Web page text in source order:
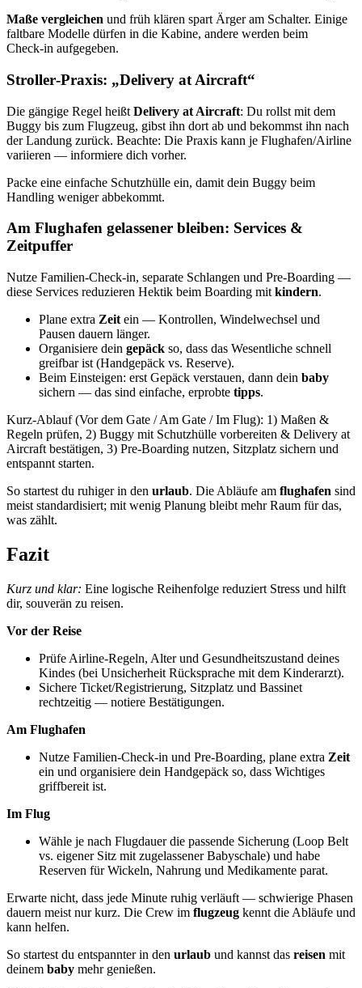
Maße vergleichen und früh klären spart Ärger am Schalter. Einige
faltbare Modelle dürfen in die Kabine, andere werden beim
Check‑in aufgegeben.
Stroller‑Praxis: „Delivery at Aircraft“
Die gängige Regel heißt Delivery at Aircraft: Du rollst mit dem
Buggy bis zum Flugzeug, gibst ihn dort ab und bekommst ihn nach
der Landung zurück. Beachte: Die Praxis kann je Flughafen/Airline
variieren — informiere dich vorher.
Packe eine einfache Schutzhülle ein, damit dein Buggy beim
Handling weniger abbekommt.
Am Flughafen gelassener bleiben: Services &
Zeitpuffer
Nutze Familien‑Check‑in, separate Schlangen und Pre‑Boarding —
diese Services reduzieren Hektik beim Boarding mit kindern.
Plane extra Zeit ein — Kontrollen, Windelwechsel und
Pausen dauern länger.
Organisiere dein gepäck so, dass das Wesentliche schnell
greifbar ist (Handgepäck vs. Reserve).
Beim Einsteigen: erst Gepäck verstauen, dann dein baby
sichern — das sind einfache, erprobte tipps.
Kurz‑Ablauf (Vor dem Gate / Am Gate / Im Flug): 1) Maßen &
Regeln prüfen, 2) Buggy mit Schutzhülle vorbereiten & Delivery at
Aircraft bestätigen, 3) Pre‑Boarding nutzen, Sitzplatz sichern und
entspannt starten.
So startest du ruhiger in den urlaub. Die Abläufe am flughafen sind
meist standardisiert; mit wenig Planung bleibt mehr Raum für das,
was zählt.
Fazit
Kurz und klar: Eine logische Reihenfolge reduziert Stress und hilft
dir, souverän zu reisen.
Vor der Reise
Prüfe Airline‑Regeln, Alter und Gesundheitszustand deines
Kindes (bei Unsicherheit Rücksprache mit dem Kinderarzt).
Sichere Ticket/Registrierung, Sitzplatz und Bassinet
rechtzeitig — notiere Bestätigungen.
Am Flughafen
Nutze Familien‑Check‑in und Pre‑Boarding, plane extra Zeit
ein und organisiere dein Handgepäck so, dass Wichtiges
griffbereit ist.
Im Flug
Wähle je nach Flugdauer die passende Sicherung (Loop Belt
vs. eigener Sitz mit zugelassener Babyschale) und habe
Reserven für Wickeln, Nahrung und Medikamente parat.
Erwarte nicht, dass jede Minute ruhig verläuft — schwierige Phasen
dauern meist nur kurz. Die Crew im flugzeug kennt die Abläufe und
kann helfen.
So startest du entspannter in den urlaub und kannst das reisen mit
deinem baby mehr genießen.